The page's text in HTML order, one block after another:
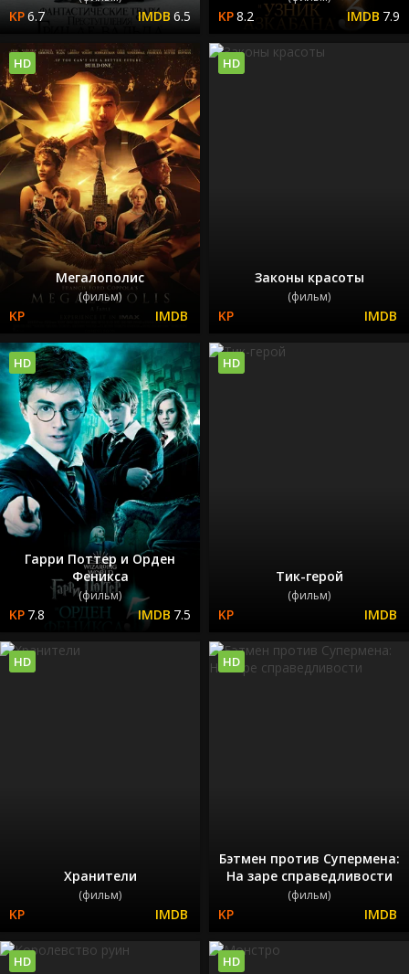
6.7 6.5 8.2 7.9
Мегалополис
(фильм)
HD
Законы красоты
(фильм)
HD
Гарри Поттер и Орден
Феникса
(фильм)
7.8 7.5
HD
Тик-герой
(фильм)
HD
Хранители
(фильм)
HD
Бэтмен против Супермена:
На заре справедливости
(фильм)
HD
HD HD